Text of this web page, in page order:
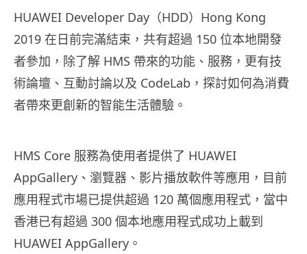
HUAWEI Developer Day（HDD）Hong Kong
2019 在日前完滿結束，共有超過 150 位本地開發
者參加，除了解 HMS 帶來的功能、服務，更有技
術論壇、互動討論以及 CodeLab，探討如何為消費
者帶來更創新的智能生活體驗。
HMS Core 服務為使用者提供了 HUAWEI
AppGallery、瀏覽器、影片播放軟件等應用，目前
應用程式市場已提供超過 120 萬個應用程式，當中
香港已有超過 300 個本地應用程式成功上載到
HUAWEI AppGallery。